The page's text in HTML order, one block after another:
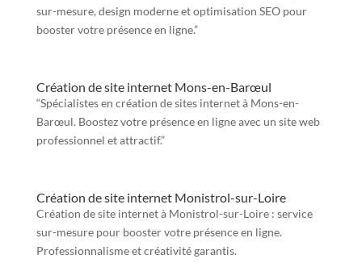
sur-mesure, design moderne et optimisation SEO pour
booster votre présence en ligne.”
Création de site internet Mons-en-Barœul
“Spécialistes en création de sites internet à Mons-en-
Barœul. Boostez votre présence en ligne avec un site web
professionnel et attractif.”
Création de site internet Monistrol-sur-Loire
Création de site internet à Monistrol-sur-Loire : service
sur-mesure pour booster votre présence en ligne.
Professionnalisme et créativité garantis.